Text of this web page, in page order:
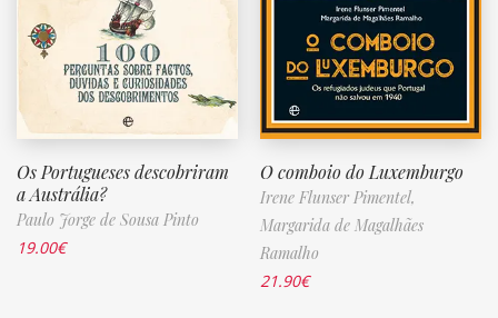
Os Portugueses descobriram
a Austrália?
Paulo Jorge de Sousa Pinto
19.00€
O comboio do Luxemburgo
Irene Flunser Pimentel,
Margarida de Magalhães
Ramalho
21.90€